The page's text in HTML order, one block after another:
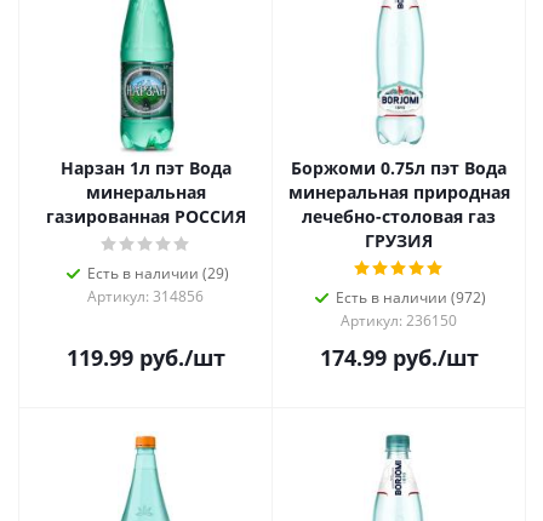
Нарзан 1л пэт Вода
минеральная
газированная РОССИЯ
Есть в наличии (29)
Артикул: 314856
119.99руб./шт
Боржоми 0.75л пэт Вода
минеральная природная
лечебно-столовая газ
ГРУЗИЯ
Есть в наличии (972)
Артикул: 236150
174.99руб./шт